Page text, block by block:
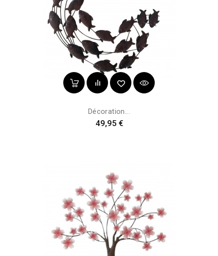
Décoration...
Prix
49,95 €